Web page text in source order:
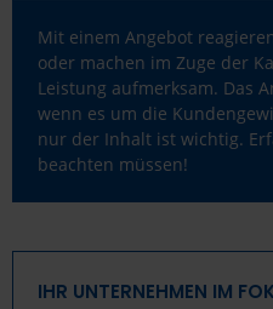
Mit einem Angebot
oder machen im Zuge der
Leistung aufmerksam. Das
wenn es um die
nur der Inhalt ist wichtig.
beachten müssen!
IHR UNTERNEHMEN IM